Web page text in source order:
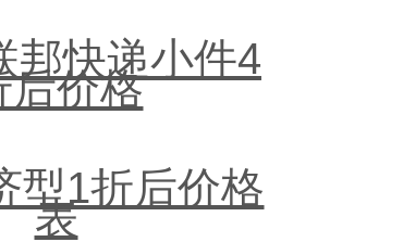
邦快递小件4
后价格
型1折后价格
表